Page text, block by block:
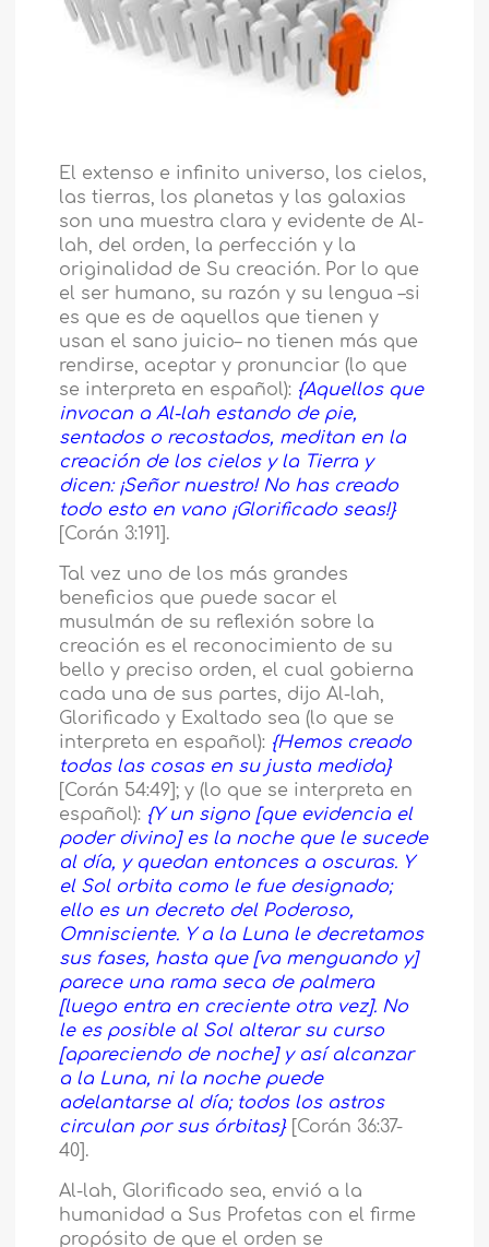
El extenso e infinito universo, los cielos,
las tierras, los planetas y las galaxias
son una muestra clara y evidente de Al-
lah, del orden, la perfección y la
originalidad de Su creación. Por lo que
el ser humano, su razón y su lengua –si
es que es de aquellos que tienen y
usan el sano juicio– no tienen más que
rendirse, aceptar y pronunciar (lo que
se interpreta en español): {Aquellos que
invocan a Al-lah estando de pie,
sentados o recostados, meditan en la
creación de los cielos y la Tierra y
dicen: ¡Señor nuestro! No has creado
todo esto en vano ¡Glorificado seas!}
[Corán 3:191].
Tal vez uno de los más grandes
beneficios que puede sacar el
musulmán de su reflexión sobre la
creación es el reconocimiento de su
bello y preciso orden, el cual gobierna
cada una de sus partes, dijo Al-lah,
Glorificado y Exaltado sea (lo que se
interpreta en español): {Hemos creado
todas las cosas en su justa medida}
[Corán 54:49]; y (lo que se interpreta en
español): {Y un signo [que evidencia el
poder divino] es la noche que le sucede
al día, y quedan entonces a oscuras. Y
el Sol orbita como le fue designado;
ello es un decreto del Poderoso,
Omnisciente. Y a la Luna le decretamos
sus fases, hasta que [va menguando y]
parece una rama seca de palmera
[luego entra en creciente otra vez]. No
le es posible al Sol alterar su curso
[apareciendo de noche] y así alcanzar
a la Luna, ni la noche puede
adelantarse al día; todos los astros
circulan por sus órbitas} [Corán 36:37-
40].
Al-lah, Glorificado sea, envió a la
humanidad a Sus Profetas con el firme
propósito de que el orden se